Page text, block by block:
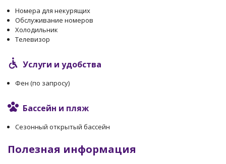
Номера для некурящих
Обслуживание номеров
Холодильник
Телевизор
Услуги и удобства
Фен (по запросу)
Бассейн и пляж
Сезонный открытый бассейн
Полезная информация